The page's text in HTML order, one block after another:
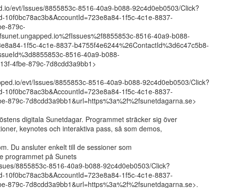
evt/Issues/8855853c-8516-40a9-b088-92c4d0eb0503/Click?
10f0bc78ac3b&AccountId=723e8a84-1f5c-4c1e-8837-
879c-
8516-40a9-b088-
1f5c-4c1e-8837-b4755f4e6244%26ContactId%3d6c47c5b8-
8516-40a9-b088-
4fbe-879c-7d8cdd3a9bb1>
evt/Issues/8855853c-8516-40a9-b088-92c4d0eb0503/Click?
10f0bc78ac3b&AccountId=723e8a84-1f5c-4c1e-8837-
879c-7d8cdd3a9bb1&url=https%3a%2f%2fsunetdagarna.se>
digitala Sunetdagar. Programmet sträcker sig över
keynotes och interaktiva pass, så som demos,
Du ansluter enkelt till de sessioner som
programmet på Sunets
8855853c-8516-40a9-b088-92c4d0eb0503/Click?
10f0bc78ac3b&AccountId=723e8a84-1f5c-4c1e-8837-
879c-7d8cdd3a9bb1&url=https%3a%2f%2fsunetdagarna.se>.